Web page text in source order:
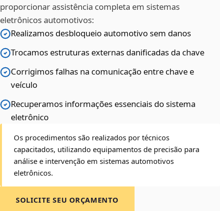
proporcionar assistência completa em sistemas
eletrônicos automotivos:
Realizamos desbloqueio automotivo sem danos
Trocamos estruturas externas danificadas da chave
Corrigimos falhas na comunicação entre chave e
veículo
Recuperamos informações essenciais do sistema
eletrônico
Os procedimentos são realizados por técnicos
capacitados, utilizando equipamentos de precisão para
análise e intervenção em sistemas automotivos
eletrônicos.
SOLICITE SEU ORÇAMENTO